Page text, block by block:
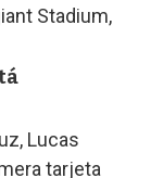
Stadium,
Lucas
tarjeta